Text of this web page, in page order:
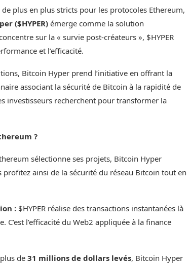
plus en plus stricts pour les protocoles Ethereum,
($HYPER) émerge comme la solution
sur la « survie post-créateurs », $HYPER
et l’efficacité.
Bitcoin Hyper prend l’initiative en offrant la
associant la sécurité de Bitcoin à la rapidité de
investisseurs recherchent pour transformer la
?
sélectionne ses projets, Bitcoin Hyper
profitez ainsi de la sécurité du réseau Bitcoin tout en
: $HYPER réalise des transactions instantanées là
l’efficacité du Web2 appliquée à la finance
de 31 millions de dollars levés, Bitcoin Hyper